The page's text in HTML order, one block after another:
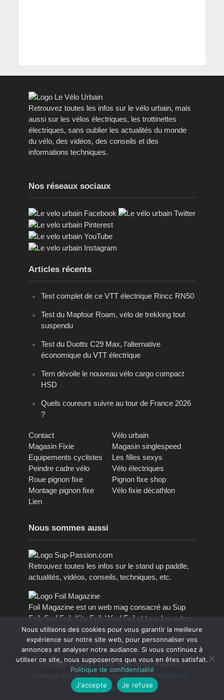
Retrouvez toutes les infos sur le vélo urbain, mais
aussi sur les vélos électriques, les trottinettes
électriques, sans oublier les actualités du monde
du vélo, des vidéos, des conseils et des
informations techniques.
Nos réseaux sociaux
Articles récents
Test complet de ce VTT électrique Rincc RN50
Test du Mapfour Roam, vélo de trekking tout
suspendu
Test du Duotts C29 Max, l’alternative
économique du VTT électrique
Tern dévoile le nouveau vélo cargo compact
HSD
Quels coureurs suivre au tour de France 2026
?
Contact
Vélo urbain
Magasin Fixie
Magasin singlespeed
Equipements cyclistes
Les filles sexys
Peindre cadre vélo
Vélo électriques
Roue pignon fixe
Pignon fixe shop
Montage pignon fixe
Vélo fixie décathlon
Lien
Nous sommes aussi
Retrouvez toutes les infos sur le stand up paddle,
actualités, vidéos, conseils, techniques, etc.
Foil Magazine est un web mag consacré au Sup
Foil, Surf Foil, Kite Foil, Wind Foil et tous les autres
sports de glisses avec un foil.
Copyright © 2011 - 2023, tous droits réservés.
Extremotion Communication-
légales
Nous utilisons des cookies pour vous garantir la meilleure
expérience sur notre site web, pour personnaliser vos
annonces et analyser notre audiance. Si vous continuez à
utiliser ce site, nous supposerons que vous en êtes satisfait.
Politique de confidentialité
J'accepte
Je refuse